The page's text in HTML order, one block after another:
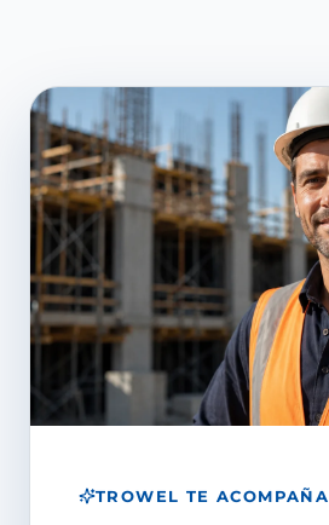
TROWEL TE ACOMPAÑA